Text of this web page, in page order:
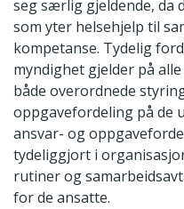
seg særlig gjeldende, da
som yter helsehjelp til
kompetanse. Tydelig
myndighet gjelder på
både overordnede
oppgavefordeling på de
ansvar- og
tydeliggjort i
rutiner og
for de ansatte.